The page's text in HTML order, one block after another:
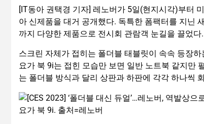
[IT동아 권택경 기자] 레노버가 5일(현지시각)부터
아 신제품을 대거 공개했다. 독특한 폼팩터를 지닌
까지 다양한 제품으로 전시회 관람객 눈길을 끌었다.
스크린 자체가 접히는 폴더블 태블릿이 속속 등장
요가 북 9i는 접힌 모습만 보면 일반 노트북 같지만
는 폴더블 방식과 달리 상판과 하판에 각각 하나씩
요가 북 9i. 출처=레노버